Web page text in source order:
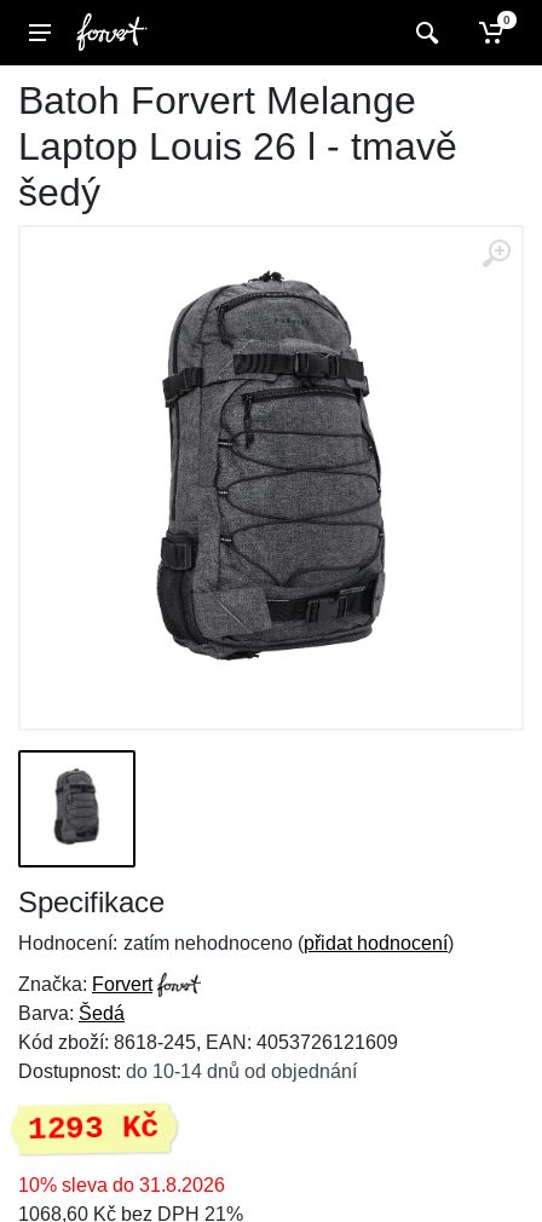
0
Batoh Forvert Melange
Laptop Louis 26 l - tmavě
šedý
Specifikace
Hodnocení: zatím nehodnoceno (přidat hodnocení)
Značka: Forvert
Barva: Šedá
Kód zboží: 8618-245, EAN: 4053726121609
Dostupnost: do 10-14 dnů od objednání
1293 Kč
10% sleva do 31.8.2026
1068,60 Kč bez DPH 21%